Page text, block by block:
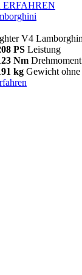
ERFAHREN
V4
PS Leistung
Nm Drehmoment
kg Gewicht